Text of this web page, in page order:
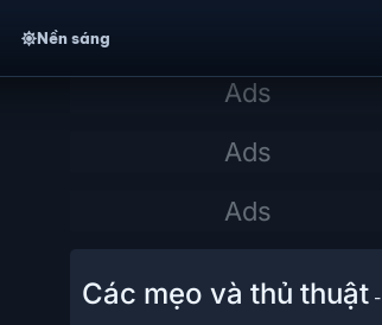
Nền sáng
Các mẹo và thủ thuật-